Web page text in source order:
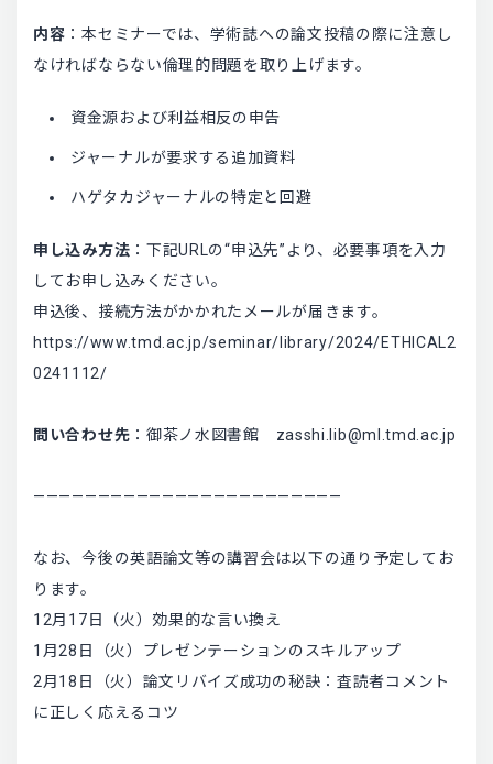
内容 ：本セミナーでは、学術誌への論文投稿の際に注意し
なければならない倫理的問題を取り上げます。
資金源および利益相反の申告
ジャーナルが要求する追加資料
ハゲタカジャーナルの特定と回避
申し込み方法 ：下記URLの“申込先”より、必要事項を入力
してお申し込みください。
申込後、接続方法がかかれたメールが届きます。
https://www.tmd.ac.jp/seminar/library/2024/ETHICAL2
0241112/
問い合わせ先 ：御茶ノ水図書館 zasshi.lib@ml.tmd.ac.jp
————————————————————————
なお、今後の英語論文等の講習会は以下の通り予定してお
ります。
12月17日（火）効果的な言い換え
1月28日（火）プレゼンテーションのスキルアップ
2月18日（火）論文リバイズ成功の秘訣：査読者コメント
に正しく応えるコツ